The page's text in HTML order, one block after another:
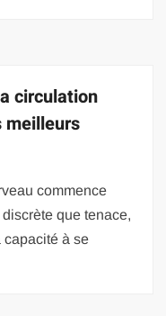
circulation
meilleurs
commence
que tenace,
capacité à se